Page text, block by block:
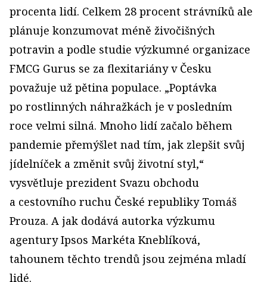
procenta lidí. Celkem 28 procent strávníků ale
plánuje konzumovat méně živočišných
potravin a podle studie výzkumné organizace
FMCG Gurus se za flexitariány v Česku
považuje už pětina populace. „Poptávka
po rostlinných náhražkách je v posledním
roce velmi silná. Mnoho lidí začalo během
pandemie přemýšlet nad tím, jak zlepšit svůj
jídelníček a změnit svůj životní styl,“
vysvětluje prezident Svazu obchodu
a cestovního ruchu České republiky Tomáš
Prouza. A jak dodává autorka výzkumu
agentury Ipsos Markéta Kneblíková,
tahounem těchto trendů jsou zejména mladí
lidé.